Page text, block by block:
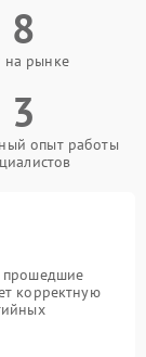
8
на рынке
3
опыт работы
прошедшие
корректную